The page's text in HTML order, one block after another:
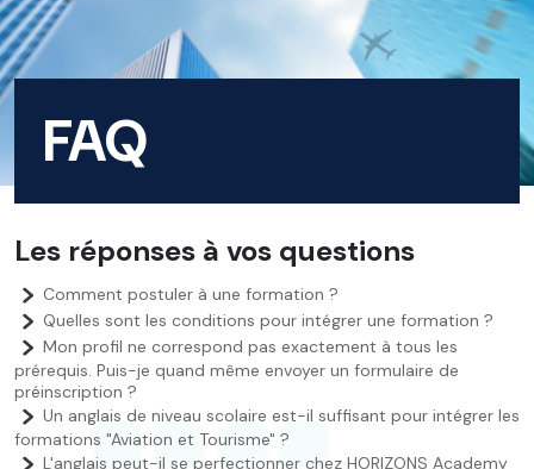
FAQ
Les réponses à vos questions
Comment postuler à une formation ?
Quelles sont les conditions pour intégrer une formation ?
Mon profil ne correspond pas exactement à tous les
prérequis. Puis-je quand même envoyer un formulaire de
préinscription ?
Un anglais de niveau scolaire est-il suffisant pour intégrer les
formations "Aviation et Tourisme" ?
L'anglais peut-il se perfectionner chez HORIZONS Academy